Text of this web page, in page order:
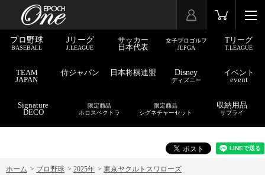
プロ野球
BASEBALL
Jリーグ
J.LEAGUE
サッカー
日本代表
女子プロゴルフ
JLPGA
Tリーグ
T.LEAGUE
TEAM
JAPAN
侍ジャパン 日本将棋連盟 Disney
ディズニー
イベント
event
Signature
DECO
限定商品
ホロスペクトラ
限定商品
シグネチャーセット
収納用品
サプライ
ホーム > プロ野球 > 2025年 > 東京ヤクルトスワローズ